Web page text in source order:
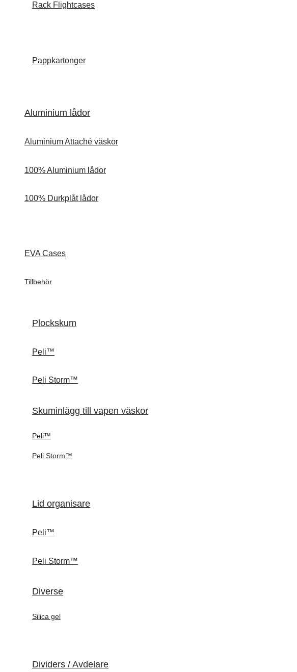
Rack Flightcases
Pappkartonger
Aluminium lådor
Aluminium Attaché väskor
100% Aluminium lådor
100% Durkplåt lådor
EVA Cases
Tillbehör
Plockskum
Peli™
Peli Storm™
Skuminlägg till vapen väskor
Peli™
Peli Storm™
Lid organisare
Peli™
Peli Storm™
Diverse
Silica gel
Dividers / Avdelare